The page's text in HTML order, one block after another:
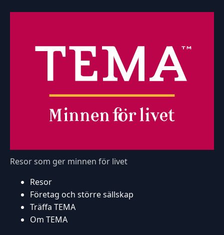
Resor som ger minnen för livet
Resor
Företag och större sällskap
Träffa TEMA
Om TEMA